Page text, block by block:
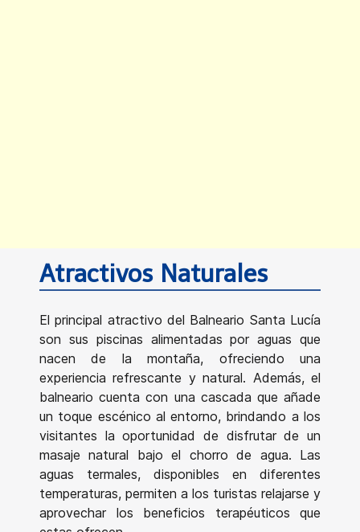
Atractivos Naturales
El principal atractivo del Balneario Santa Lucía
son sus piscinas alimentadas por aguas que
nacen de la montaña, ofreciendo una
experiencia refrescante y natural. Además, el
balneario cuenta con una cascada que añade
un toque escénico al entorno, brindando a los
visitantes la oportunidad de disfrutar de un
masaje natural bajo el chorro de agua. Las
aguas termales, disponibles en diferentes
temperaturas, permiten a los turistas relajarse y
aprovechar los beneficios terapéuticos que